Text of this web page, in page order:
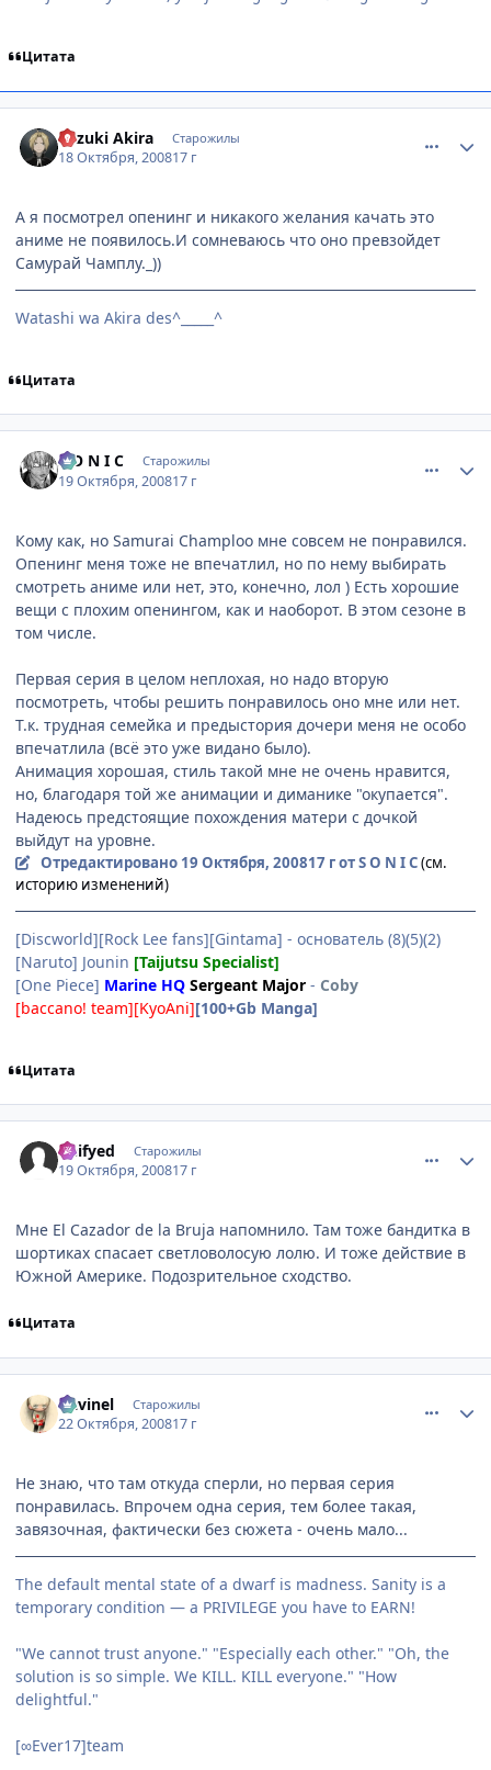
Цитата
Mizuki Akira Старожилы
18 Октября, 200817 г
А я посмотрел опенинг и никакого желания качать это
аниме не появилось.И сомневаюсь что оно превзойдет
Самурай Чамплу._))
Watashi wa Akira des^_____^
Цитата
S O N I C Старожилы
19 Октября, 200817 г
Кому как, но Samurai Champloo мне совсем не понравился.
Опенинг меня тоже не впечатлил, но по нему выбирать
смотреть аниме или нет, это, конечно, лол ) Есть хорошие
вещи с плохим опенингом, как и наоборот. В этом сезоне в
том числе.
Первая серия в целом неплохая, но надо вторую
посмотреть, чтобы решить понравилось оно мне или нет.
Т.к. трудная семейка и предыстория дочери меня не особо
впечатлила (всё это уже видано было).
Анимация хорошая, стиль такой мне не очень нравится,
но, благодаря той же анимации и диманике "окупается".
Надеюсь предстоящие похождения матери с дочкой
выйдут на уровне.
Отредактировано 19 Октября, 200817 гот S O N I C(см.
историю изменений)
[Discworld][Rock Lee fans][Gintama] - основатель (8)(5)(2)
[Naruto] Jounin [Taijutsu Specialist]
[One Piece] Marine HQ Sergeant Major - Coby
[baccano! team][KyoAni][100+Gb Manga]
Цитата
Deifyed Старожилы
19 Октября, 200817 г
Мне El Cazador de la Bruja напомнило. Там тоже бандитка в
шортиках спасает светловолосую лолю. И тоже действие в
Южной Америке. Подозрительное сходство.
Цитата
Davinel Старожилы
22 Октября, 200817 г
Не знаю, что там откуда сперли, но первая серия
понравилась. Впрочем одна серия, тем более такая,
завязочная, фактически без сюжета - очень мало...
The default mental state of a dwarf is madness. Sanity is a
temporary condition — a PRIVILEGE you have to EARN!
"We cannot trust anyone." "Especially each other." "Oh, the
solution is so simple. We KILL. KILL everyone." "How
delightful."
[∞Ever17]team